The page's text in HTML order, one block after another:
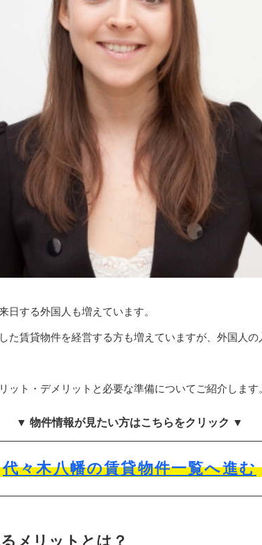
日する外国人も増えています。
た賃貸物件を経営する方も増えていますが、外国人
ット・デメリットと必要な準備についてご紹介します
▼ 物件情報が見たい方はこちらをクリック ▼
代々木八幡の賃貸物件一覧へ進む
メリットとは？